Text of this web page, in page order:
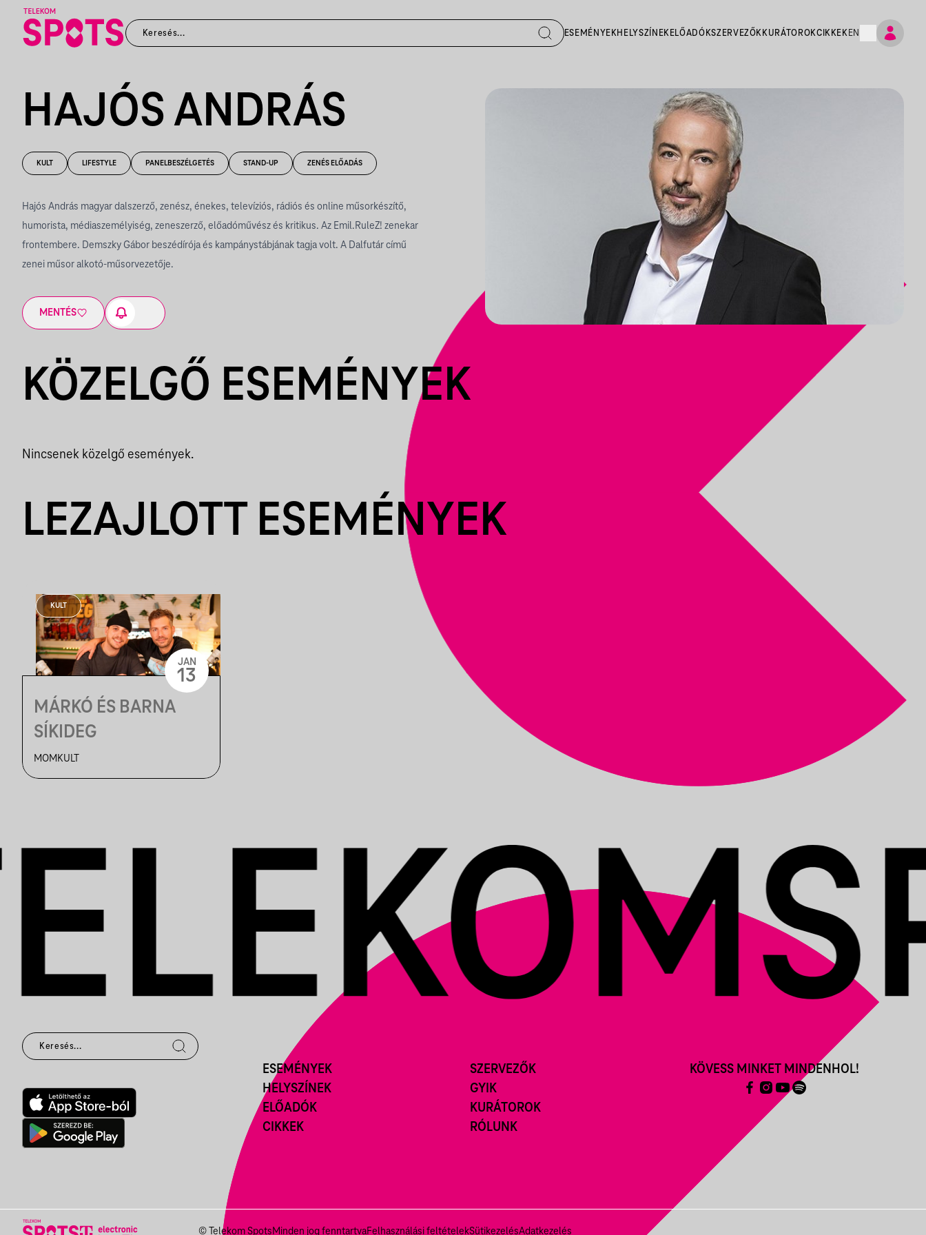
ESEMÉNYEKHELYSZÍNEK ELŐADÓKSZERVEZŐK KURÁTOROKCIKKEK EN
HAJÓS ANDRÁS
KULT LIFESTYLE PANELBESZÉLGETÉS STAND-UP ZENÉS ELŐADÁS
Hajós András magyar dalszerző, zenész, énekes, televíziós, rádiós és online műsorkészítő,
humorista, médiaszemélyiség, zeneszerző, előadóművész és kritikus. Az Emil.RuleZ! zenekar
frontembere. Demszky Gábor beszédírója és kampánystábjának tagja volt. A Dalfutár című
zenei műsor alkotó-műsorvezetője.
MENTÉS
KÖZELGŐ ESEMÉNYEK
Nincsenek közelgő események.
LEZAJLOTT ESEMÉNYEK
KULT
MÁRKÓ ÉS BARNA
SÍKIDEG
MOMKULT
JAN
13
ESEMÉNYEK
HELYSZÍNEK
ELŐADÓK
CIKKEK
SZERVEZŐK
GYIK
KURÁTOROK
RÓLUNK
KÖVESS MINKET MINDENHOL!
© Telekom SpotsMinden jog fenntartvaFelhasználási feltételekSütikezelésAdatkezelés